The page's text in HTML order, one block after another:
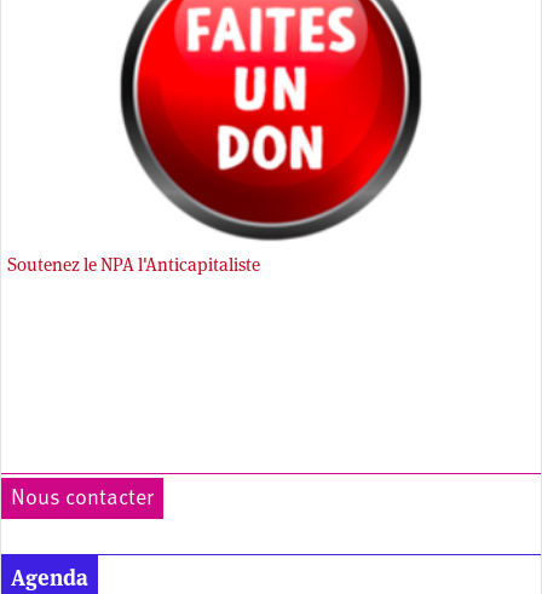
Soutenez le NPA l'Anticapitaliste
Nous contacter
Agenda